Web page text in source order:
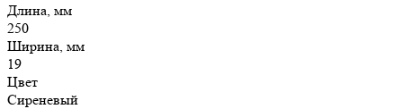
Длина, мм
250
Ширина, мм
19
Цвет
Сиреневый